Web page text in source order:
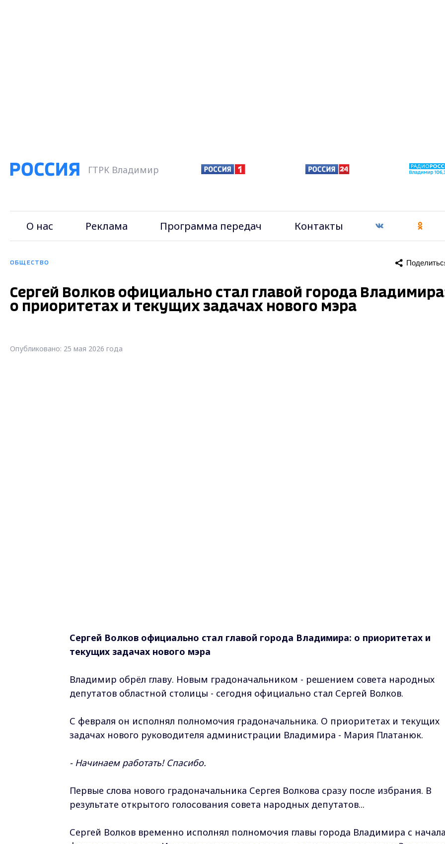
ГТРК Владимир
О нас Реклама Программа передач Контакты
ОБЩЕСТВО
Сергей Волков официально стал главой города
о приоритетах и текущих задачах нового мэра
Опубликовано: 25 мая 2026 года
Сергей Волков официально стал главой города Владимира: о приоритетах и
текущих задачах нового мэра
Владимир обрёл главу. Новым градоначальником - решением совета народных
депутатов областной столицы - сегодня официально стал Сергей Волков.
С февраля он исполнял полномочия градоначальника. О приоритетах и текущих
задачах нового руководителя администрации Владимира - Мария Платанюк.
- Начинаем работать! Спасибо.
Первые слова нового градоначальника Сергея Волкова сразу после избрания. В
результате открытого голосования совета народных депутатов...
Сергей Волков временно исполнял полномочия главы города Владимира с начала